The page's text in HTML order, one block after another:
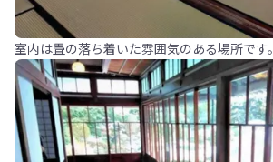
室内は畳の落ち着いた雰囲気のある場所です。